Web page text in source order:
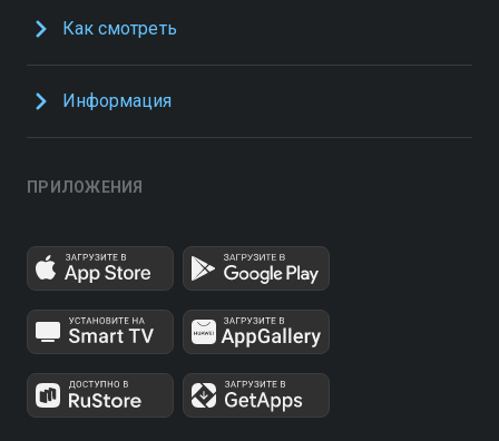
Как смотреть
Информация
ПРИЛОЖЕНИЯ